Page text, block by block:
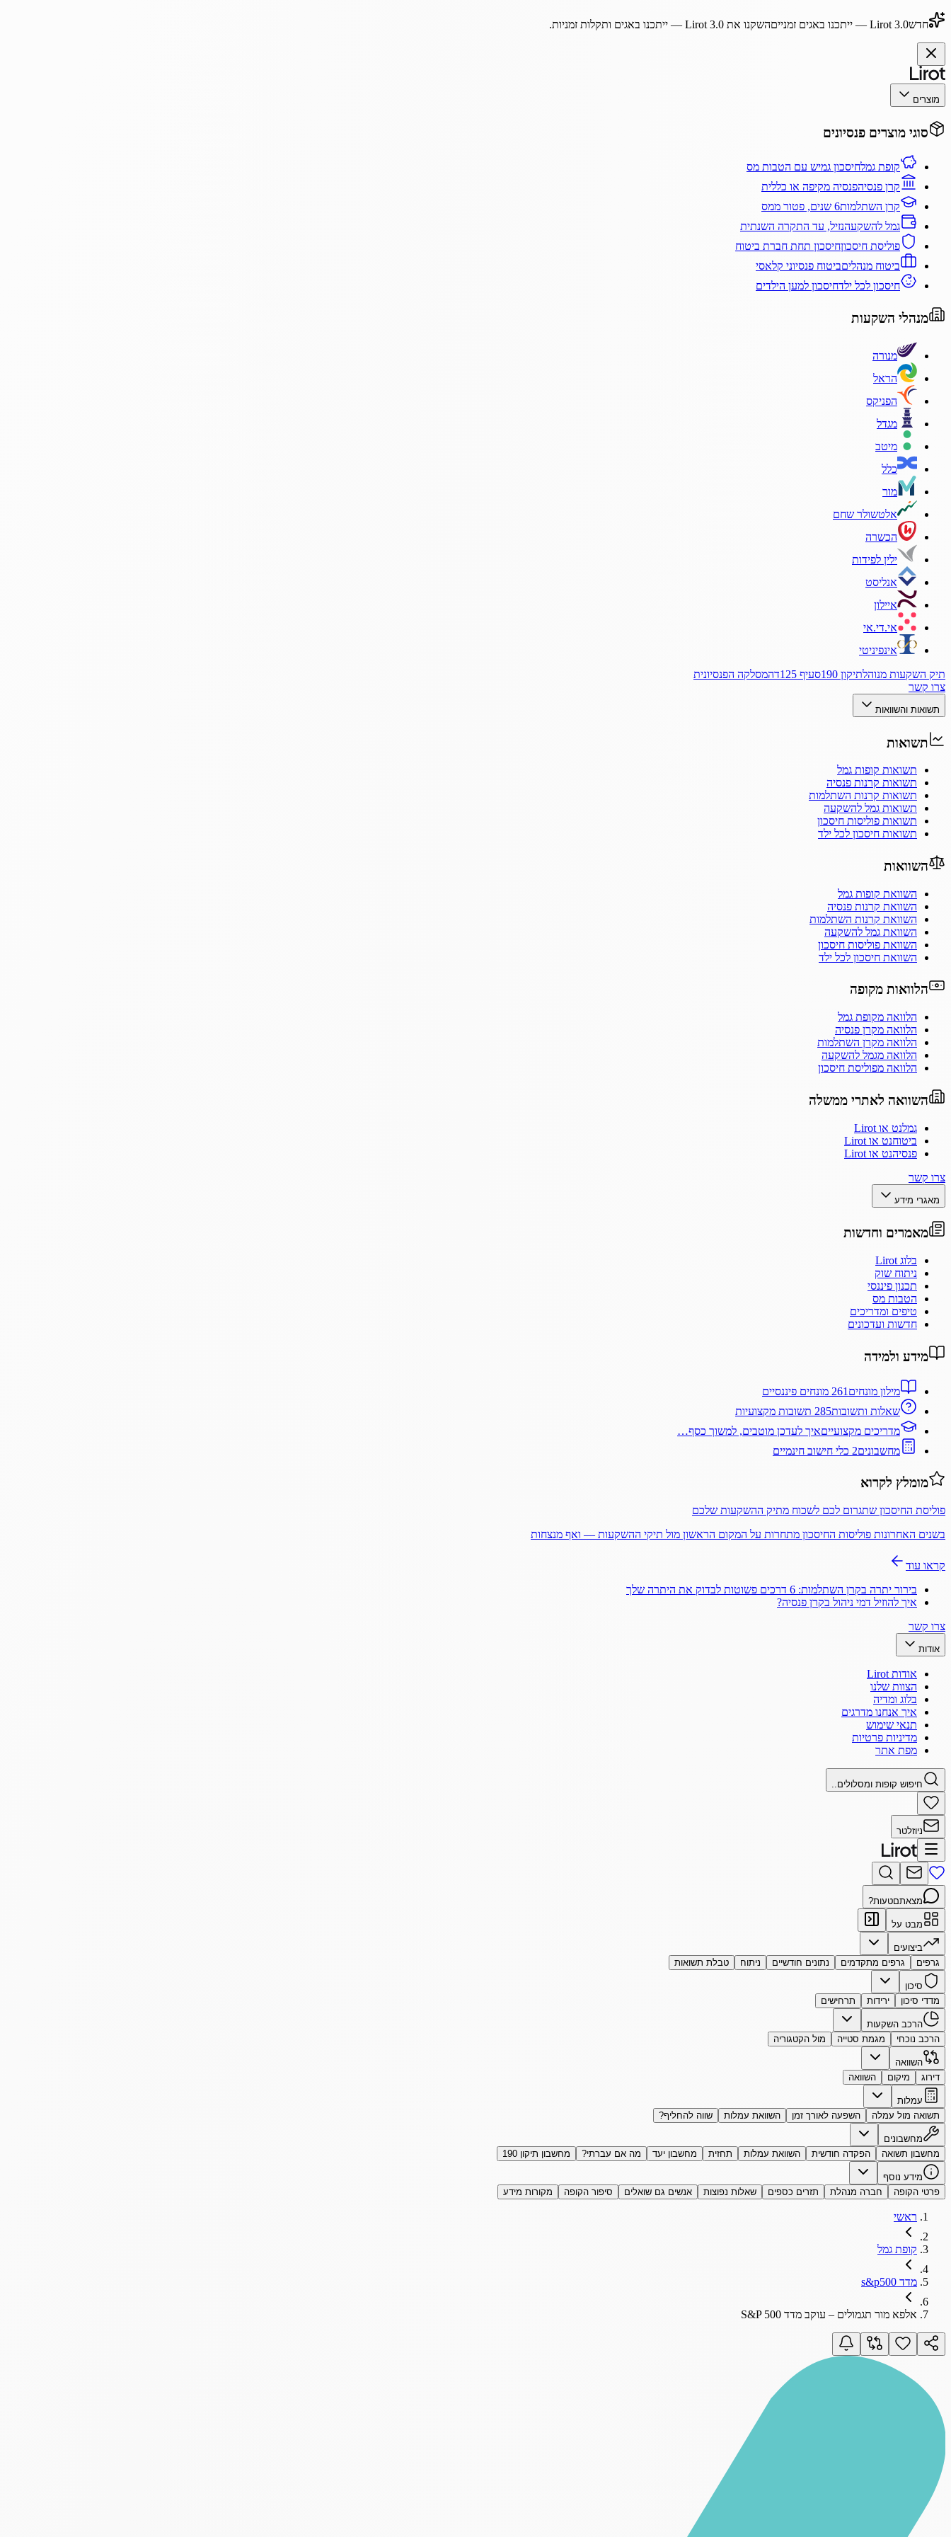
חדשLirot 3.0 — ייתכנו באגים זמנייםהשקנו את Lirot 3.0 — ייתכנו באגים ותקלות זמניות.
מוצרים
סוגי מוצרים פנסיונים
קופת גמלחיסכון גמיש עם הטבות מס
קרן פנסיהפנסיה מקיפה או כללית
קרן השתלמות6 שנים, פטור ממס
גמל להשקעהנזיל, עד התקרה השנתית
פוליסת חיסכוןחיסכון תחת חברת ביטוח
ביטוח מנהליםביטוח פנסיוני קלאסי
חיסכון לכל ילדחיסכון למען הילדים
מנהלי השקעות
מנורה
הראל
הפניקס
מגדל
מיטב
כלל
מור
אלטשולר שחם
הכשרה
ילין לפידות
אנליסט
איילון
אי.די.אי
אינפיניטי
תיק השקעות מנוהלתיקון 190 סעיף 125ד
המסלקה הפנסיונית
צרו קשר
תשואות והשוואות
תשואות
תשואות קופות גמל
תשואות קרנות פנסיה
תשואות קרנות השתלמות
תשואות גמל להשקעה
תשואות פוליסות חיסכון
תשואות חיסכון לכל ילד
השוואות
השוואת קופות גמל
השוואת קרנות פנסיה
השוואת קרנות השתלמות
השוואת גמל להשקעה
השוואת פוליסות חיסכון
השוואת חיסכון לכל ילד
הלוואות מקופה
הלוואה מקופת גמל
הלוואה מקרן פנסיה
הלוואה מקרן השתלמות
הלוואה מגמל להשקעה
הלוואה מפוליסת חיסכון
השוואה לאתרי ממשלה
גמלנט או Lirot
ביטוחנט או Lirot
פנסיהנט או Lirot
צרו קשר
מאגרי מידע
מאמרים וחדשות
בלוג Lirot
ניתוח שוק
תכנון פיננסי
הטבות מס
טיפים ומדריכים
חדשות ועדכונים
מידע ולמידה
מילון מונחים 261 מונחים פיננסיים
שאלות ותשובות285 תשובות מקצועיות
מדריכים מקצועייםאיך לעדכן מוטבים, למשוך כסף…
מחשבונים2 כלי חישוב חינמיים
מומלץ לקרוא
פוליסת החיסכון שתגרום לכם לשכוח מתיק ההשקעות שלכם
בשנים האחרונות פוליסות החיסכון מתחרות על המקום הראשון מול תיקי ההשקעות — ואף מנצחות
קראו עוד
בירור יתרה בקרן השתלמות: 6 דרכים פשוטות לבדוק את היתרה שלך
איך להוזיל דמי ניהול בקרן פנסיה?
צרו קשר
אודות
אודות Lirot
הצוות שלנו
בלוג ומדיה
איך אנחנו מדרגים
תנאי שימוש
מדיניות פרטיות
מפת אתר
חיפוש קופות ומסלולים..
ניוזלטר
מצאתםטעות?
מבט על
ביצועים
גרפים
גרפים מתקדמים נתונים חודשיים ניתוח טבלת תשואות
סיכון
מדדי סיכון
ירידות תרחישים
הרכב השקעות
הרכב נוכחי
מגמת סטייה מול הקטגוריה
השוואה
דירוג
מיקום השוואה
עמלות
תשואה מול עמלה
השפעה לאורך זמן השוואת עמלות שווה להחליף?
מחשבונים
מחשבון תשואה
הפקדה חודשית השוואת עמלות תחזית מחשבון יעד מה אם עברתי? מחשבון תיקון 190
מידע נוסף
פרטי הקופה
חברה מנהלת תזרים כספים שאלות נפוצות אנשים גם שואלים סיפור הקופה מקורות מידע
ראשי
קופת גמל
מדד s&p500
אלפא מור תגמולים – עוקב מדד S&P 500